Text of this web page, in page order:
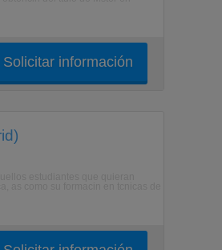
Solicitar información